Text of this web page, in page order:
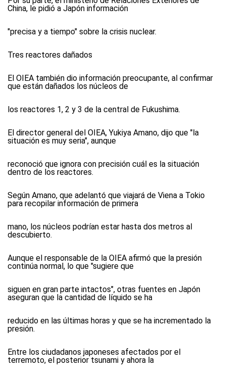
China, le pidió a Japón información
"precisa y a tiempo" sobre la crisis nuclear.
Tres reactores dañados
El OIEA también dio información preocupante, al confirmar
que están dañados los núcleos de
los reactores 1, 2 y 3 de la central de Fukushima.
El director general del OIEA, Yukiya Amano, dijo que "la
situación es muy seria", aunque
reconoció que ignora con precisión cuál es la situación
dentro de los reactores.
Según Amano, que adelantó que viajará de Viena a Tokio
para recopilar información de primera
mano, los núcleos podrían estar hasta dos metros al
descubierto.
Aunque el responsable de la OIEA afirmó que la presión
continúa normal, lo que "sugiere que
siguen en gran parte intactos", otras fuentes en Japón
aseguran que la cantidad de líquido se ha
reducido en las últimas horas y que se ha incrementado la
presión.
Entre los ciudadanos japoneses afectados por el
terremoto, el posterior tsunami y ahora la